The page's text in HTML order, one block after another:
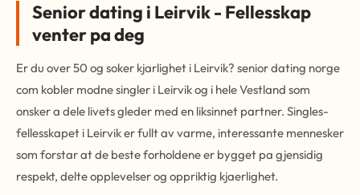
Senior dating i Leirvik - Fellesskap
venter pa deg
Er du over 50 og soker kjarlighet i Leirvik? senior dating norge
com kobler modne singler i Leirvik og i hele Vestland som
onsker a dele livets gleder med en liksinnet partner. Singles-
fellesskapet i Leirvik er fullt av varme, interessante mennesker
som forstar at de beste forholdene er bygget pa gjensidig
respekt, delte opplevelser og oppriktig kjaerlighet.